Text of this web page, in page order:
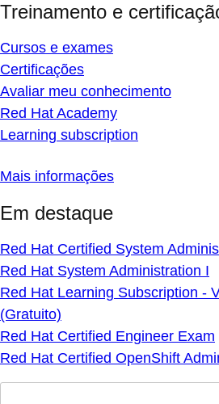
Treinamento e
Cursos e exames
Certificações
Avaliar meu conhecimento
Red Hat Academy
Learning subscription
Mais informações
Em destaque
Red Hat Certified System
Red Hat System Administration I
Red Hat Learning Subscription -
(Gratuito)
Red Hat Certified Engineer Exam
Red Hat Certified OpenShift